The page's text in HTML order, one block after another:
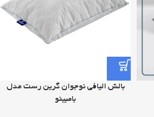
بالش الیافی نوجوان گرین رست مدل
بامبینو